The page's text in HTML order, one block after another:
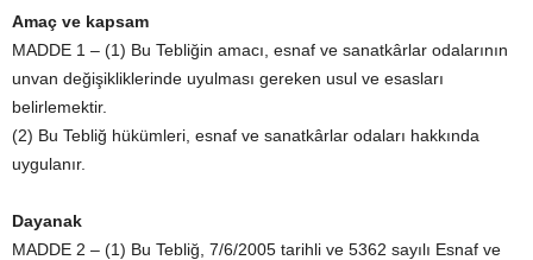
Amaç ve kapsam
MADDE 1 – (1) Bu Tebliğin amacı, esnaf ve sanatkârlar odalarının
unvan değişikliklerinde uyulması gereken usul ve esasları
belirlemektir.
(2) Bu Tebliğ hükümleri, esnaf ve sanatkârlar odaları hakkında
uygulanır.
Dayanak
MADDE 2 – (1) Bu Tebliğ, 7/6/2005 tarihli ve 5362 sayılı Esnaf ve